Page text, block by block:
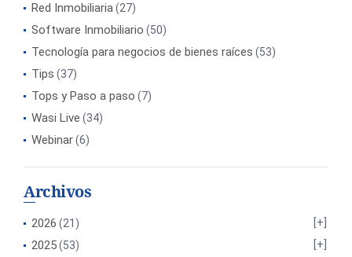
Red Inmobiliaria(27)
Software Inmobiliario (50)
Tecnología para negocios de bienes raíces (53)
Tips (37)
Tops y Paso a paso (7)
Wasi Live (34)
Webinar(6)
Archivos
2026 (21)
2025(53)